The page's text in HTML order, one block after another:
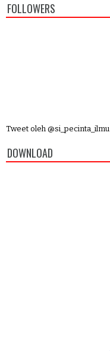
FOLLOWERS
Tweet oleh @si_pecinta_ilmu
DOWNLOAD